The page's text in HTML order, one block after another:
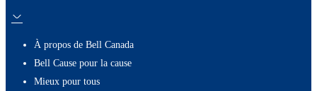
À propos de Bell Canada
Bell Cause pour la cause
Mieux pour tous